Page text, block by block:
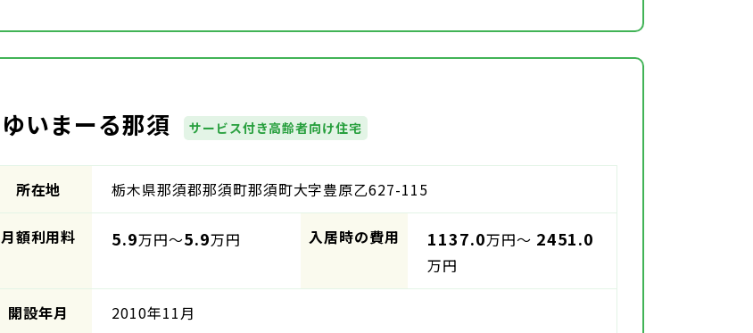
ゆいまーる那須 サービス付き高齢者向け住宅
所在地 栃木県那須郡那須町那須町大字豊原乙627-115
月額利用料 5.9万円～5.9万円 入居時の費用 1137.0万円～ 2451.0
万円
開設年月 2010年11月